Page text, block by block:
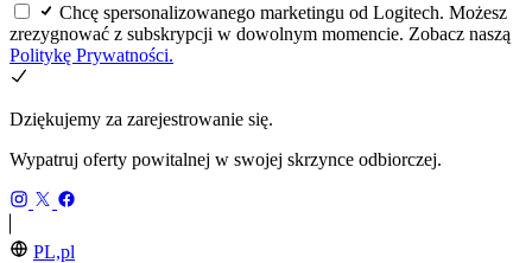
Chcę spersonalizowanego marketingu od Logitech. Możesz
zrezygnować z subskrypcji w dowolnym momencie. Zobacz naszą
Politykę Prywatności.
Dziękujemy za zarejestrowanie się.
Wypatruj oferty powitalnej w swojej skrzynce odbiorczej.
PL,pl